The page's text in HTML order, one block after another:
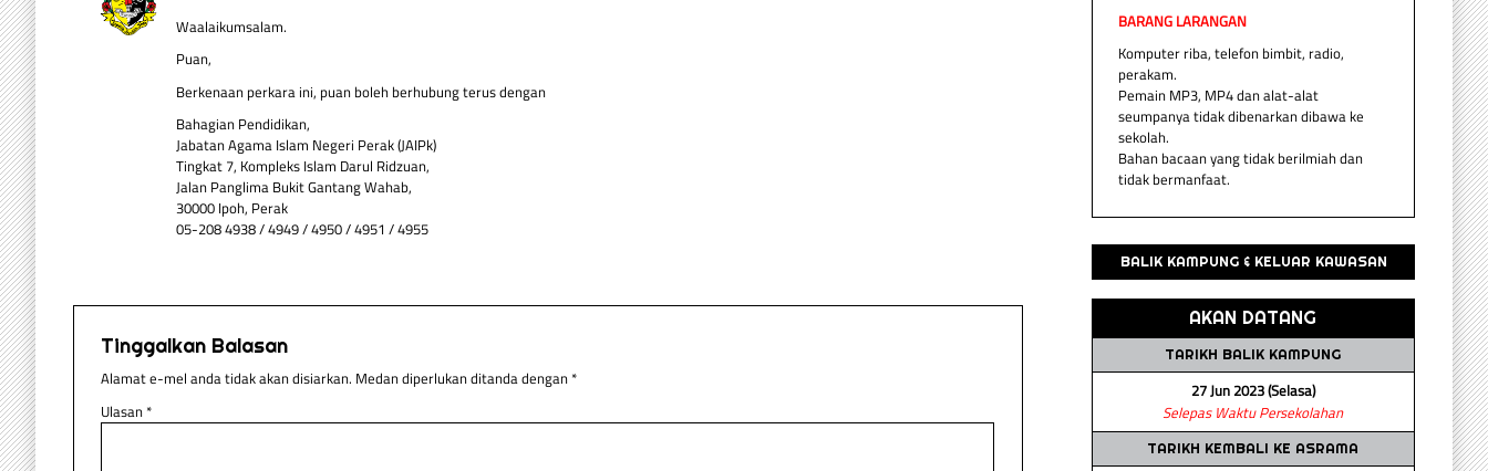
Waalaikumsalam.
Puan,
Berkenaan perkara ini, puan boleh berhubung terus dengan
Bahagian Pendidikan,
Jabatan Agama Islam Negeri Perak (JAIPk)
Tingkat 7, Kompleks Islam Darul Ridzuan,
Jalan Panglima Bukit Gantang Wahab,
30000 Ipoh, Perak
05-208 4938 / 4949 / 4950 / 4951 / 4955
Tinggalkan Balasan
Alamat e-mel anda tidak akan disiarkan. Medan diperlukan ditanda dengan *
Ulasan *
BARANG LARANGAN
Komputer riba, telefon bimbit, radio,
perakam.
Pemain MP3, MP4 dan alat-alat
seumpanya tidak dibenarkan dibawa ke
sekolah.
Bahan bacaan yang tidak berilmiah dan
tidak bermanfaat.
BALIK KAMPUNG & KELUAR KAWASAN
AKAN DATANG
TARIKH BALIK KAMPUNG
27 Jun 2023 (Selasa)
Selepas Waktu Persekolahan
TARIKH KEMBALI KE ASRAMA